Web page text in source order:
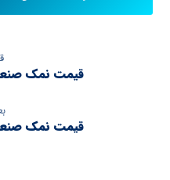
قیمت نمک
قیمت نمک